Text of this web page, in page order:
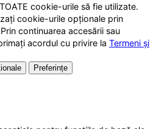
cookie-urile să fie utilizate.
cookie-urile opționale prin
continuarea accesării sau
acordul cu privire la Termeni și
Preferințe